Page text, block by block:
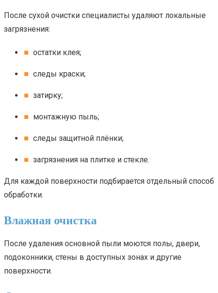
После сухой очистки специалисты удаляют локальные
загрязнения:
остатки клея;
следы краски;
затирку;
монтажную пыль;
следы защитной плёнки;
загрязнения на плитке и стекле.
Для каждой поверхности подбирается отдельный способ
обработки.
Влажная очистка
После удаления основной пыли моются полы, двери,
подоконники, стены в доступных зонах и другие
поверхности.